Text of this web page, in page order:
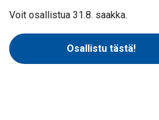
Voit osallistua 31.8. saakka.
Osallistu tästä!